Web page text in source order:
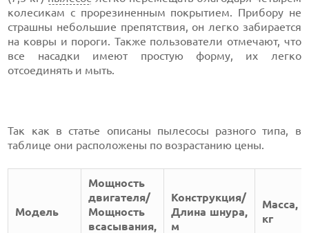
колесикам с прорезиненным покрытием. Прибору не
страшны небольшие препятствия, он легко забирается
на ковры и пороги. Также пользователи отмечают, что
все насадки имеют простую форму, их легко
отсоединять и мыть.
Так как в статье описаны пылесосы разного типа, в
таблице они расположены по возрастанию цены.
Модель
Мощность
двигателя/
Мощность
всасывания,
Конструкция/
Длина шнура,
м
Масса,
кг